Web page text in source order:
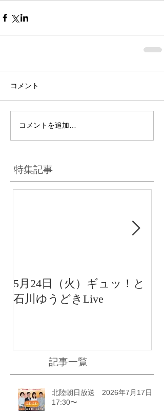
コメント
コメントを追加…
特集記事
5月24日（火）ギュッ！と
石川ゆうどきLive
記事一覧
北陸朝日放送 2026年7月17日
17:30〜